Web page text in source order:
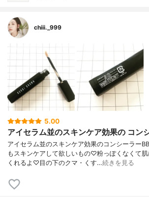
chiii._999
5.00
アイセラム並のスキンケア効果の コン
アイセラム並のスキンケア効果のコンシーラー
もスキンケアして欲しいもの♡粉っぽくなくて
くれるよ♡目の下のクマ・くす…続きを見る